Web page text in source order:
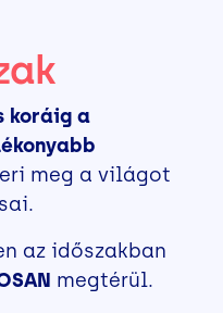
koráig a
meg a világot
az időszakban
megtérül.